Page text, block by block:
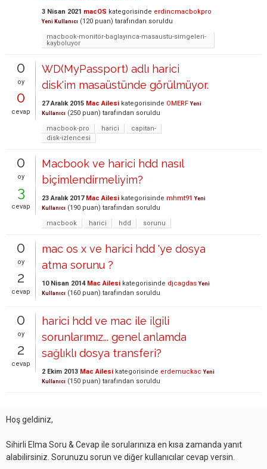
3 Nisan 2021 macOS kategorisinde erdincmacbokpro
Yeni Kullanıcı (120 puan) tarafından soruldu
macbook-monitör-baglayınca-masaustu-simgeleri-
kayboluyor
0
oy
0
cevap
WD(MyPassport) adlı harici
disk'im masaüstünde görülmüyor.
27 Aralık 2015 Mac Ailesi kategorisinde OMERF Yeni
Kullanıcı (250 puan) tarafından soruldu
macbook-pro
harici
capitan-
disk-izlencesi
0
oy
3
cevap
Macbook ve harici hdd nasıl
biçimlendirmeliyim?
23 Aralık 2017 Mac Ailesi kategorisinde mhmt91 Yeni
Kullanıcı (190 puan) tarafından soruldu
macbook
harici hdd sorunu
0
oy
2
cevap
mac os x ve harici hdd 'ye dosya
atma sorunu ?
10 Nisan 2014 Mac Ailesi kategorisinde djcagdas Yeni
Kullanıcı (160 puan) tarafından soruldu
0
oy
2
cevap
harici hdd ve mac ile ilgili
sorunlarımız... genel anlamda
sağlıklı dosya transferi?
2 Ekim 2013 Mac Ailesi kategorisinde erdemuckac Yeni
Kullanıcı (150 puan) tarafından soruldu
Hoş geldiniz,
Sihirli Elma Soru & Cevap ile sorularınıza en kısa zamanda yanıt
alabilirsiniz. Sorunuzu sorun ve diğer kullanıcılar cevap versin.